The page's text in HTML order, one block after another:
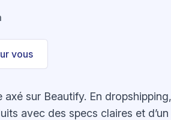
vous
sur Beautify. En
avec des specs claires et